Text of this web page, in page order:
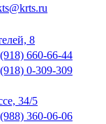
8
660-66-44
0-309-309
34/5
360-06-06